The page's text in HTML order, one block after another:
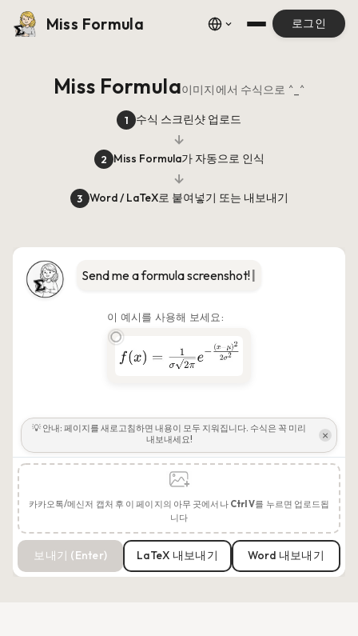
Miss Formula 로그인
Miss Formula이미지에서 수식으로 ^_^
1 수식 스크린샷 업로드
→
2 Miss Formula가 자동으로 인식
→
3 Word / LaTeX로 붙여넣기 또는 내보내기
Sen|
이 예시를 사용해 보세요:
💡 안내: 페이지를 새로고침하면 내용이 모두 지워집니다. 수식은 꼭 미리
내보내세요!
×
카카오톡/메신저 캡처 후 이 페이지의 아무 곳에서나 Ctrl V를 누르면 업로드됩
니다
보내기 (Enter) LaTeX 내보내기 Word 내보내기